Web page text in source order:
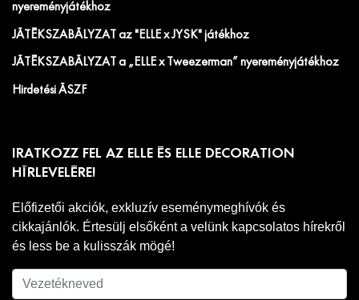
nyereményjátékhoz
JÁTÉKSZABÁLYZAT az "ELLE x JYSK" játékhoz
JÁTÉKSZABÁLYZAT a „ELLE x Tweezerman” nyereményjátékhoz
Hirdetési ÁSZF
IRATKOZZ FEL AZ ELLE ÉS ELLE DECORATION
HÍRLEVELÉRE!
Előfizetői akciók, exkluzív eseménymeghívók és
cikkajánlók. Értesülj elsőként a velünk kapcsolatos hírekről
és less be a kulisszák mögé!